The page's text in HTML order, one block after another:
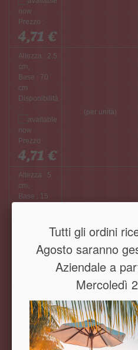
Prezzo :
4,71 €
Altezza : 2,5
cm,
Base : 70
cm
Disponibilità
:
Prezzo :
4,71 €
(per unità)
Altezza : 5
cm,
Base : 15
0,57 €
(per unità)
Base : 20
Disponibilità
Tutti gli ordini
Agosto saranno
Aziendale a
Mercoledì